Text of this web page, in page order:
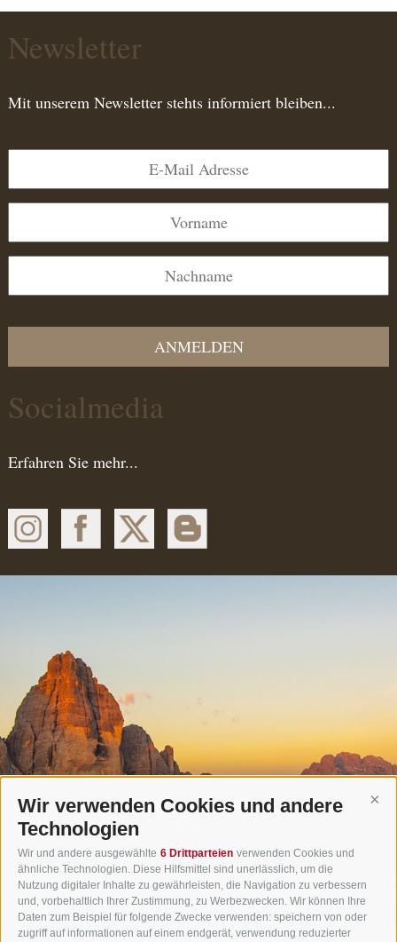
Wir verwenden Cookies und andere
Technologien
Wir und andere ausgewählte 6 Drittparteien verwenden Cookies und
ähnliche Technologien. Diese Hilfsmittel sind unerlässlich, um die
Nutzung digitaler Inhalte zu gewährleisten, die Navigation zu verbessern
und, vorbehaltlich Ihrer Zustimmung, zu Werbezwecken. Wir können Ihre
Daten zum Beispiel für folgende Zwecke verwenden: speichern von oder
zugriff auf informationen auf einem endgerät, verwendung reduzierter
Newsletter
Mit unserem Newsletter stehts informiert bleiben...
ANMELDEN
Socialmedia
Erfahren Sie mehr...